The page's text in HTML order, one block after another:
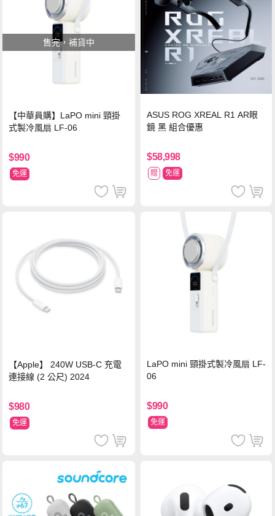
售完，補貨中
【中華員購】LaPO mini 頸掛
式製冷風扇 LF-06
$990
免運
ASUS ROG XREAL R1 AR眼
鏡 黑 組合優惠
$58,998
贈 免運
【Apple】 240W USB-C 充電
連接線 (2 公尺) 2024
$980
免運
LaPO mini 頸掛式製冷風扇 LF-
06
$990
免運